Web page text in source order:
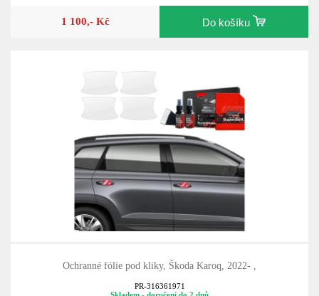
1 100,- Kč Do košíku
Ochranné fólie pod kliky, Škoda Karoq, 2022- ,
PR-316361971